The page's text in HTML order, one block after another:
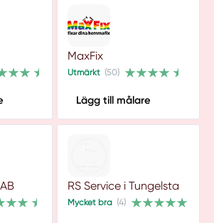
MaxFix
Utmärkt (50)
Lägg till målare
RS Service i Tungelsta
Mycket bra (4)